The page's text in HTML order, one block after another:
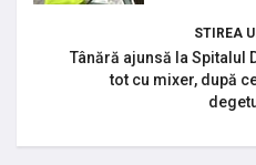
STIREA
Tânără ajunsă la Spitalul
tot cu mixer, după